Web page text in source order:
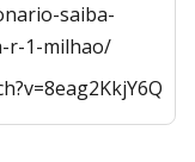
saiba-
r-1-milhao/